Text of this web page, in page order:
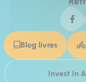
Blog livres
Invest In